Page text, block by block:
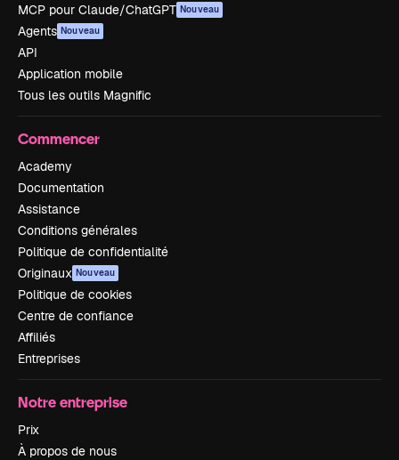
MCP pour Claude/ChatGPT Nouveau
Agents Nouveau
API
Application mobile
Tous les outils Magnific
Commencer
Academy
Documentation
Assistance
Conditions générales
Politique de confidentialité
Originaux Nouveau
Politique de cookies
Centre de confiance
Affiliés
Entreprises
Notre entreprise
Prix
À propos de nous